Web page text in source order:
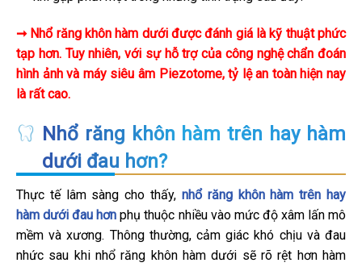
➞ Nhổ răng khôn hàm dưới được đánh giá là kỹ thuật phức
tạp hơn. Tuy nhiên, với sự hỗ trợ của công nghệ chẩn đoán
hình ảnh và máy siêu âm Piezotome, tỷ lệ an toàn hiện nay
là rất cao.
Nhổ răng khôn hàm trên hay hàm
dưới đau hơn?
Thực tế lâm sàng cho thấy, nhổ răng khôn hàm trên hay
hàm dưới đau hơn phụ thuộc nhiều vào mức độ xâm lấn mô
mềm và xương. Thông thường, cảm giác khó chịu và đau
nhức sau khi nhổ răng khôn hàm dưới sẽ rõ rệt hơn hàm